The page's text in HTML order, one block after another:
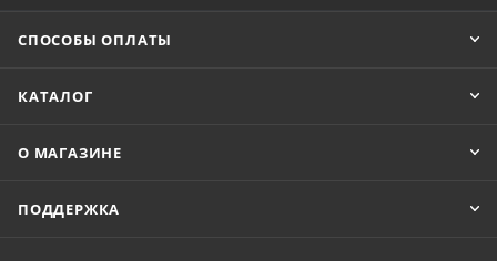
СПОСОБЫ ОПЛАТЫ
КАТАЛОГ
О МАГАЗИНЕ
ПОДДЕРЖКА